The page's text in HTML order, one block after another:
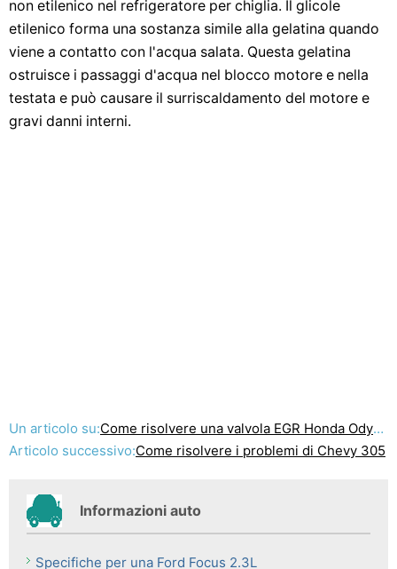
non etilenico nel refrigeratore per chiglia. Il glicole
etilenico forma una sostanza simile alla gelatina quando
viene a contatto con l'acqua salata. Questa gelatina
ostruisce i passaggi d'acqua nel blocco motore e nella
testata e può causare il surriscaldamento del motore e
gravi danni interni.
Un articolo su:Come risolvere una valvola EGR Honda Odyssey
Articolo successivo:Come risolvere i problemi di Chevy 305
Informazioni auto
Specifiche per una Ford Focus 2.3L